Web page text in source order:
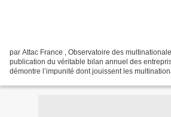
par Attac France , Observatoire des
publication du véritable bilan annuel des
démontre l’impunité dont jouissent les